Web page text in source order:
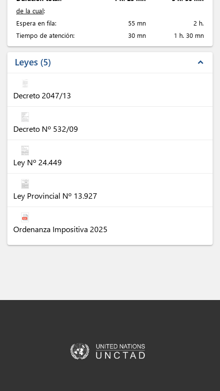
de la cual:
Espera en fila:
55 mn
2 h.
Tiempo de atención:
30 mn 1 h. 30 mn
Leyes 5 expand_less
Decreto 2047/13
Decreto Nº 532/09
Ley Nº 24.449
Ley Provincial Nº 13.927
Ordenanza Impositiva 2025